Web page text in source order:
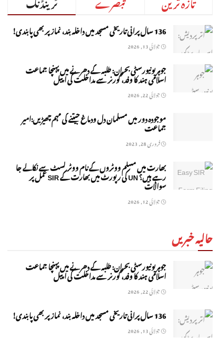
136 سال پرانی تاریخی مسجد میں داخلہ بند، نماز پر بھی پابندی!
جولائی 13, 2026
جوہر یونیورسٹی بحران: طلبہ کے دھرنے میں پہنچا جماعت
اسلامی ہند کا وفد، گورنر سے مداخلت کی اپیل
جولائی 22, 2026
موجودہ دور میں مسلمان دل ودماغ جیتنے کی مہم چھیڑیں:امیر
جماعت
فروری 28, 2023
بھارت میں مسلم ووٹروں کے نام ووٹر لسٹ سے نکالے جا
رہے ہیں؟ UN کی رپورٹ میں بھارت کے SIR عمل پر
سوالات
جولائی 12, 2026
حالیہ خبریں
جوہر یونیورسٹی بحران: طلبہ کے دھرنے میں پہنچا جماعت
اسلامی ہند کا وفد، گورنر سے مداخلت کی اپیل
جولائی 22, 2026
136 سال پرانی تاریخی مسجد میں داخلہ بند، نماز پر بھی پابندی!
جولائی 13, 2026